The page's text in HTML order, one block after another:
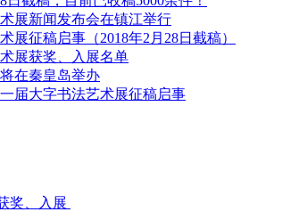
展新闻发布会在镇江举行
展征稿启事（2018年2月28日截稿）
展获奖、入展名单
在秦皇岛举办
届大字书法艺术展征稿启事
奖、入展